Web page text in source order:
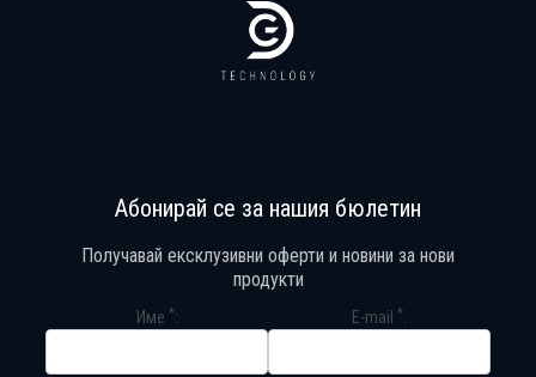
Абонирай се за нашия бюлетин
Получавай ексклузивни оферти и новини за нови
продукти
Име * E-mail *